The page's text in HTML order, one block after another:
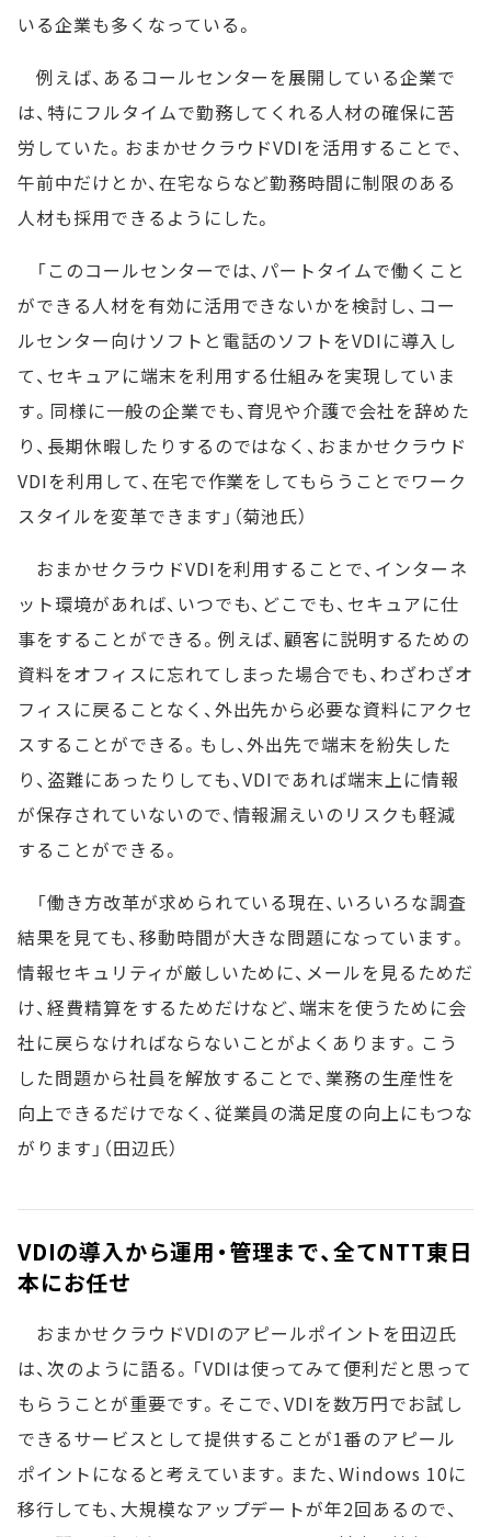
いる企業も多くなっている。
例えば、あるコールセンターを展開している企業で
は、特にフルタイムで勤務してくれる人材の確保に苦
労していた。おまかせクラウドVDIを活用することで、
午前中だけとか、在宅ならなど勤務時間に制限のある
人材も採用できるようにした。
「このコールセンターでは、パートタイムで働くこと
ができる人材を有効に活用できないかを検討し、コー
ルセンター向けソフトと電話のソフトをVDIに導入し
て、セキュアに端末を利用する仕組みを実現していま
す。同様に一般の企業でも、育児や介護で会社を辞めた
り、長期休暇したりするのではなく、おまかせクラウド
VDIを利用して、在宅で作業をしてもらうことでワーク
スタイルを変革できます」（菊池氏）
おまかせクラウドVDIを利用することで、インターネ
ット環境があれば、いつでも、どこでも、セキュアに仕
事をすることができる。例えば、顧客に説明するための
資料をオフィスに忘れてしまった場合でも、わざわざオ
フィスに戻ることなく、外出先から必要な資料にアクセ
スすることができる。もし、外出先で端末を紛失した
り、盗難にあったりしても、VDIであれば端末上に情報
が保存されていないので、情報漏えいのリスクも軽減
することができる。
「働き方改革が求められている現在、いろいろな調査
結果を見ても、移動時間が大きな問題になっています。
情報セキュリティが厳しいために、メールを見るためだ
け、経費精算をするためだけなど、端末を使うために会
社に戻らなければならないことがよくあります。こう
した問題から社員を解放することで、業務の生産性を
向上できるだけでなく、従業員の満足度の向上にもつな
がります」（田辺氏）
VDIの導入から運用・管理まで、全てNTT東日
本にお任せ
おまかせクラウドVDIのアピールポイントを田辺氏
は、次のように語る。「VDIは使ってみて便利だと思って
もらうことが重要です。そこで、VDIを数万円でお試し
できるサービスとして提供することが1番のアピール
ポイントになると考えています。また、Windows 10に
移行しても、大規模なアップデートが年2回あるので、